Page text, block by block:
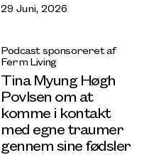
29 Juni, 2026
Podcast sponsoreret af
Ferm Living
Tina Myung Høgh
Povlsen om at
komme i kontakt
med egne traumer
gennem sine fødsler